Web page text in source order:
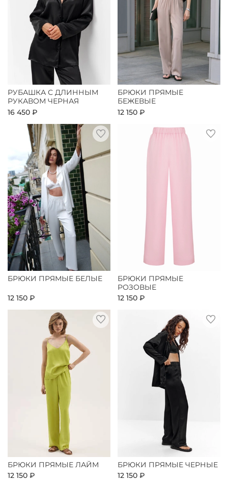
РУБАШКА С ДЛИННЫМ
РУКАВОМ ЧЕРНАЯ
16 450 ₽
БРЮКИ ПРЯМЫЕ
БЕЖЕВЫЕ
12 150 ₽
БРЮКИ ПРЯМЫЕ БЕЛЫЕ
12 150 ₽
БРЮКИ ПРЯМЫЕ
РОЗОВЫЕ
12 150 ₽
БРЮКИ ПРЯМЫЕ ЛАЙМ
12 150 ₽
БРЮКИ ПРЯМЫЕ ЧЕРНЫЕ
12 150 ₽